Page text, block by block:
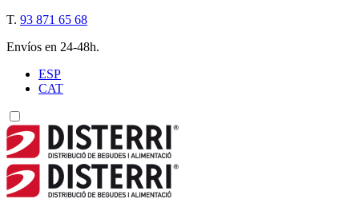
T. 93 871 65 68
Envíos en 24-48h.
ESP
CAT